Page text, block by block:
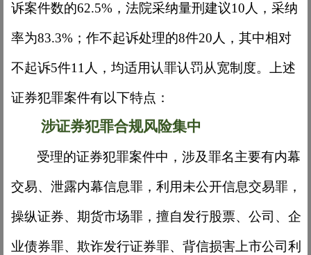
诉案件数的62.5%，法院采纳量刑建议10人，采纳
率为83.3%；作不起诉处理的8件20人，其中相对
不起诉5件11人，均适用认罪认罚从宽制度。上述
证券犯罪案件有以下特点：
涉证券犯罪合规风险集中
受理的证券犯罪案件中，涉及罪名主要有内幕
交易、泄露内幕信息罪，利用未公开信息交易罪，
操纵证券、期货市场罪，擅自发行股票、公司、企
业债券罪、欺诈发行证券罪、背信损害上市公司利